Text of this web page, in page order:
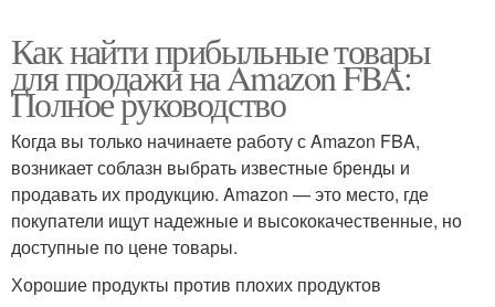
Как найти прибыльные товары
для продажи на Amazon FBA:
Полное руководство
Когда вы только начинаете работу с Amazon FBA,
возникает соблазн выбрать известные бренды и
продавать их продукцию. Amazon — это место, где
покупатели ищут надежные и высококачественные, но
доступные по цене товары.
Хорошие продукты против плохих продуктов